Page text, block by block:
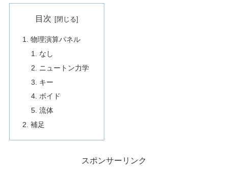
目次
物理演算パネル
なし
ニュートン力学
キー
ボイド
流体
補足
スポンサーリンク